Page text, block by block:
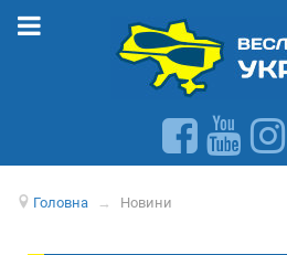
Головна → Новини